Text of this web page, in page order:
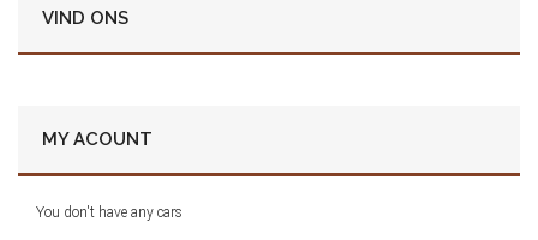
VIND ONS
MY ACOUNT
You don't have any cars